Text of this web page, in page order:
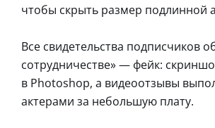
чтобы скрыть размер подлинной
Все свидетельства подписчиков
сотрудничестве» — фейк:
в Photoshop, а видеоотзывы
актерами за небольшую плату.